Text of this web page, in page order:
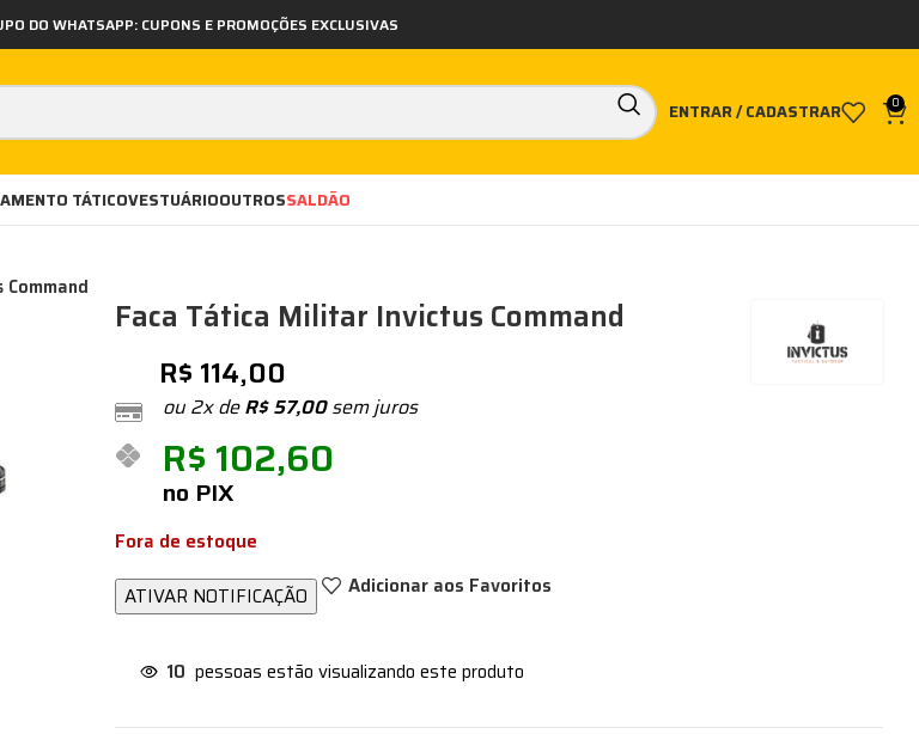
DO WHATSAPP: CUPONS E PROMOÇÕES EXCLUSIVAS
ENTRAR / CADASTRAR 0
TÁTICOVESTUÁRIOOUTROSSALDÃO
Faca Tática Militar Invictus Command
R$ 114,00
ou 2x deR$57,00sem juros
R$ 102,60
no PIX
Fora de estoque
Adicionar aos Favoritos
10 pessoas estão visualizando este produto